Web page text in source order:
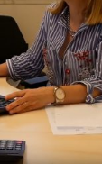
de Engenharia da
na EEUM. Na rubrica
através das